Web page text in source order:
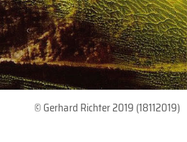
© Gerhard Richter 2019 (18112019)